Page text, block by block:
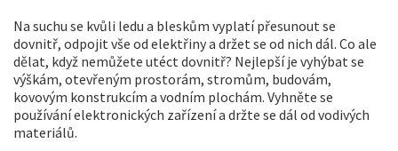
Na suchu se kvůli ledu a bleskům vyplatí přesunout se
dovnitř, odpojit vše od elektřiny a držet se od nich dál. Co ale
dělat, když nemůžete utéct dovnitř? Nejlepší je vyhýbat se
výškám, otevřeným prostorám, stromům, budovám,
kovovým konstrukcím a vodním plochám. Vyhněte se
používání elektronických zařízení a držte se dál od vodivých
materiálů.